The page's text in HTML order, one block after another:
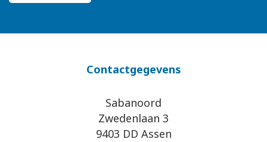
Contactgegevens
Sabanoord
Zwedenlaan 3
9403 DD Assen